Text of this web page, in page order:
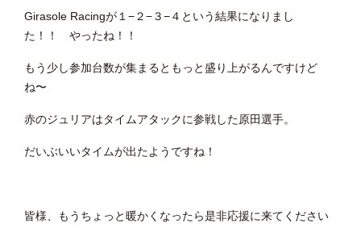
Girasole Racingが１−２−３−４という結果になりまし
た！！ やったね！！
もう少し参加台数が集まるともっと盛り上がるんですけど
ね〜
赤のジュリアはタイムアタックに参戦した原田選手。
だいぶいいタイムが出たようですね！
皆様、もうちょっと暖かくなったら是非応援に来てください